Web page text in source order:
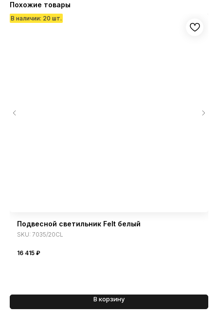
Похожие товары
Подвесной светильник Felt белый
SKU: 7035/20CL
16 415 ₽
В корзину